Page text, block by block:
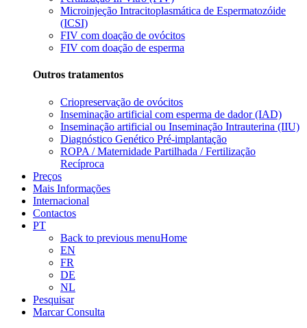
Microinjeção Intracitoplasmática de Espermatozóide
(ICSI)
FIV com doação de ovócitos
FIV com doação de esperma
Outros tratamentos
Criopreservação de ovócitos
Inseminação artificial com esperma de dador (IAD)
Inseminação artificial ou Inseminação Intrauterina (IIU)
Diagnóstico Genético Pré-implantação
ROPA / Maternidade Partilhada / Fertilização
Recíproca
Preços
Mais Informações
Internacional
Contactos
PT
Back to previous menuHome
EN
FR
DE
NL
Pesquisar
Marcar Consulta